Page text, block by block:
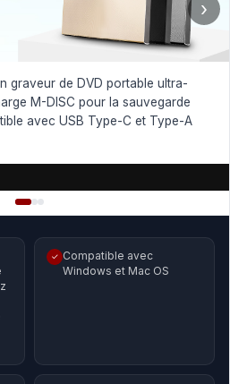
graveur de DVD portable ultra-
M-DISC pour la sauvegarde
avec USB Type-C et Type-A
›
✓ Compatible avec
Windows et Mac OS